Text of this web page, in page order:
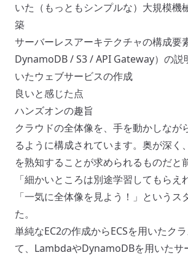
いた（もっともシンプルな）大規模機
築
サーバーレスアーキテクチャの構成要
DynamoDB / S3 / API Gateway）の説
いたウェブサービスの作成
良いと感じた点
ハンズオンの趣旨
クラウドの全体像を、手を動かしなが
るように構成されています。奥が深く
を熟知することが求められるものだと
「細かいところは別途学習してもらえ
「一気に全体像を見よう！」というス
た。
単純なEC2の作成からECSを用いたク
て、LambdaやDynamoDBを用いたサ